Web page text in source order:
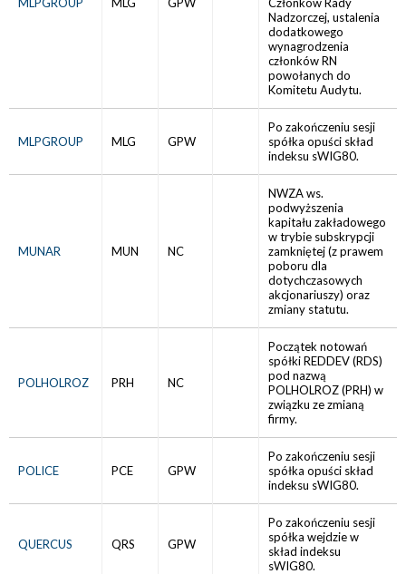
Nadzorczej, ustalenia
dodatkowego
wynagrodzenia
członków RN
powołanych do
Komitetu Audytu.
MLPGROUP MLG GPW
Po zakończeniu sesji
spółka opuści skład
indeksu sWIG80.
MUNAR MUN NC
NWZA ws.
podwyższenia
kapitału zakładowego
w trybie subskrypcji
zamkniętej (z prawem
poboru dla
dotychczasowych
akcjonariuszy) oraz
zmiany statutu.
POLHOLROZ PRH NC
Początek notowań
spółki REDDEV (RDS)
pod nazwą
POLHOLROZ (PRH) w
związku ze zmianą
firmy.
POLICE PCE GPW
Po zakończeniu sesji
spółka opuści skład
indeksu sWIG80.
QUERCUS QRS GPW
Po zakończeniu sesji
spółka wejdzie w
skład indeksu
sWIG80.